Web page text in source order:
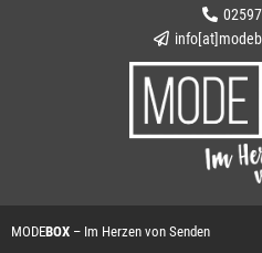
MODEBOX – Im Herzen von Senden